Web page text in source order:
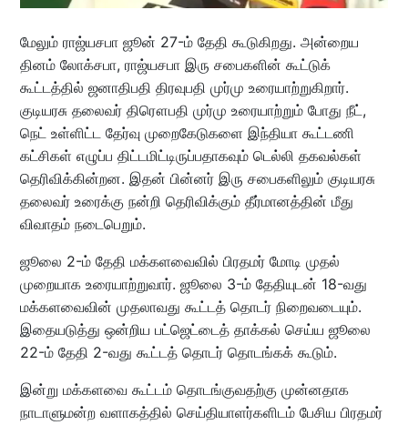
மேலும் ராஜ்யசபா ஜூன் 27-ம் தேதி கூடுகிறது. அன்றைய
தினம் லோக்சபா, ராஜ்யசபா இரு சபைகளின் கூட்டுக்
கூட்டத்தில் ஜனாதிபதி திரவுபதி முர்மு உரையாற்றுகிறார்.
குடியரசு தலைவர் திரௌபதி முர்மு உரையாற்றும் போது நீட்,
நெட் உள்ளிட்ட தேர்வு முறைகேடுகளை இந்தியா கூட்டணி
கட்சிகள் எழுப்ப திட்டமிட்டிருப்பதாகவும் டெல்லி தகவல்கள்
தெரிவிக்கின்றன. இதன் பின்னர் இரு சபைகளிலும் குடியரசு
தலைவர் உரைக்கு நன்றி தெரிவிக்கும் தீர்மானத்தின் மீது
விவாதம் நடைபெறும்.
ஜூலை 2-ம் தேதி மக்களவைவில் பிரதமர் மோடி முதல்
முறையாக உரையாற்றுவார். ஜூலை 3-ம் தேதியுடன் 18-வது
மக்களவைவின் முதலாவது கூட்டத் தொடர் நிறைவடையும்.
இதையடுத்து ஒன்றிய பட்ஜெட்டைத் தாக்கல் செய்ய ஜூலை
22-ம் தேதி 2-வது கூட்டத் தொடர் தொடங்கக் கூடும்.
இன்று மக்களவை கூட்டம் தொடங்குவதற்கு முன்னதாக
நாடாளுமன்ற வளாகத்தில் செய்தியாளர்களிடம் பேசிய பிரதமர்